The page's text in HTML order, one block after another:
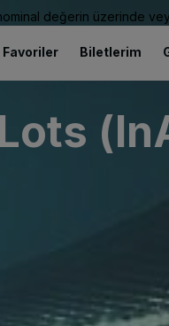
değerin üzerinde
Favoriler Biletlerim